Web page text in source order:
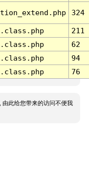
324
211
62
94
76
由此给您带来的访问不便我